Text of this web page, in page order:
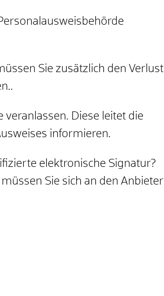
Sie zusätzlich den Verlust
Diese leitet die
informieren.
elektronische Signatur?
müssen Sie sich an den Anbieter